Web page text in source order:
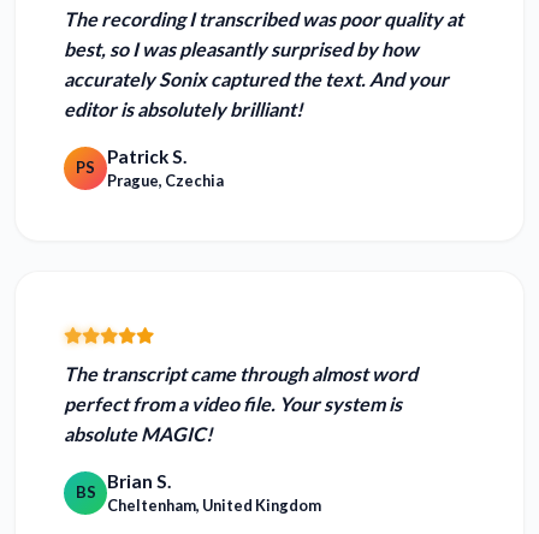
The recording I transcribed was poor quality at
best, so I was pleasantlysurprised by how
accurately Sonix captured the text. And your
editor is absolutely brilliant!
PS Patrick S.
Prague, Czechia
The transcript came through almost word
perfect from a video file. Your system is
absolute MAGIC!
BS Brian S.
Cheltenham, United Kingdom